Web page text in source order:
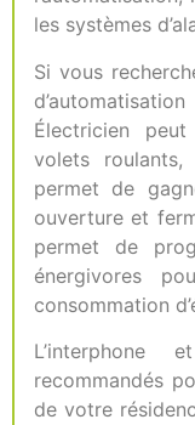
les systèmes
Si vous
Électricien
volets
permet de
ouverture et
permet de
énergivores
consommation
recommandés
de votre